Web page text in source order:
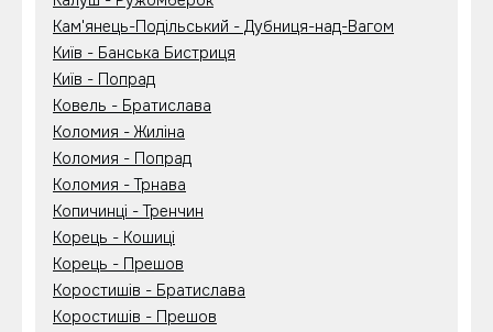
Кам'янець-Подільський - Дубниця-над-Вагом
Київ - Банська Бистриця
Київ - Попрад
Ковель - Братислава
Коломия - Жиліна
Коломия - Попрад
Коломия - Трнава
Копичинці - Тренчин
Корець - Кошиці
Корець - Прешов
Коростишів - Братислава
Коростишів - Прешов